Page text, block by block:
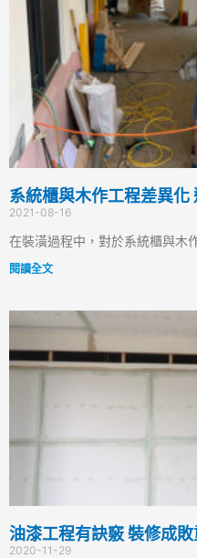
系統櫃與木作工程差異化
2021-08-16
在裝潢過程中，對於系統櫃與木
閱讀全文
油漆工程有訣竅 裝修成
2020-11-29